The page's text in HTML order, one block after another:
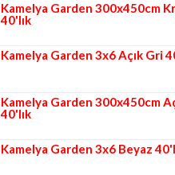
Kamelya Garden 300x450cm
40'lık
Kamelya Garden 3x6 Açık Gri
Kamelya Garden 300x450cm
40'lık
Kamelya Garden 3x6 Beyaz